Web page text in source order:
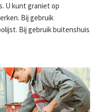
U kunt graniet op
Bij gebruik
Bij gebruik buitenshuis